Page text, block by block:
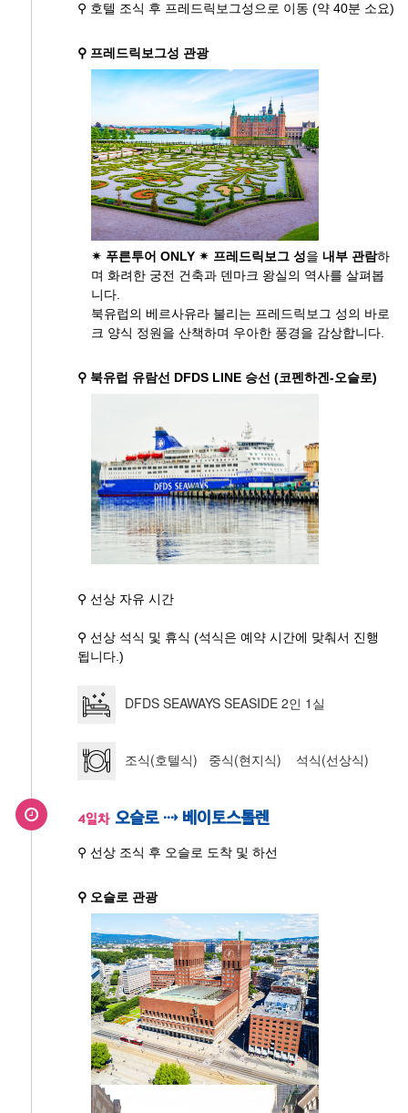
⚲ 호텔 조식 후 프레드릭보그성으로 이동 (약 40분 소요)
⚲ 프레드릭보그성 관광
✴ 푸른투어 ONLY ✴ 프레드릭보그 성을 내부 관람하
며 화려한 궁전 건축과 덴마크 왕실의 역사를 살펴봅
니다.
북유럽의 베르사유라 불리는 프레드릭보그 성의 바로
크 양식 정원을 산책하며 우아한 풍경을 감상합니다.
⚲ 북유럽 유람선 DFDS LINE 승선 (코펜하겐-오슬로)
⚲ 선상 자유 시간
⚲ 선상 석식 및 휴식 (석식은 예약 시간에 맞춰서 진행
됩니다.)
DFDS SEAWAYS SEASIDE 2인 1실
조식(호텔식) 중식(현지식) 석식(선상식)
4일차 오슬로 ⇢ 베이토스톨렌
⚲ 선상 조식 후 오슬로 도착 및 하선
⚲ 오슬로 관광